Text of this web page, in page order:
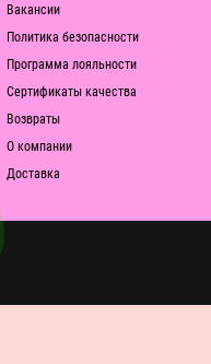
Вакансии
Политика безопасности
Программа лояльности
Сертификаты качества
Возвраты
О компании
Доставка